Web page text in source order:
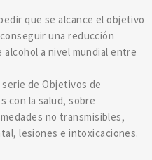
que se alcance el objetivo
una reducción
alcohol a nivel mundial entre
de Objetivos de
con la salud, sobre
no transmisibles,
lesiones e intoxicaciones.